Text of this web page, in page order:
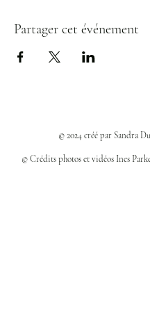
Partager cet événement
© 2024 créé par Sandra
© Crédits photos et vidéos Ines